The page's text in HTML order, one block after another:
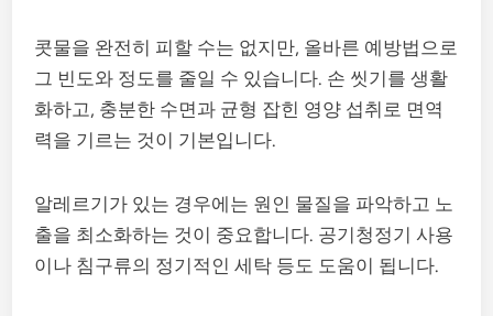
콧물을 완전히 피할 수는 없지만, 올바른 예방법으로
그 빈도와 정도를 줄일 수 있습니다. 손 씻기를 생활
화하고, 충분한 수면과 균형 잡힌 영양 섭취로 면역
력을 기르는 것이 기본입니다.
알레르기가 있는 경우에는 원인 물질을 파악하고 노
출을 최소화하는 것이 중요합니다. 공기청정기 사용
이나 침구류의 정기적인 세탁 등도 도움이 됩니다.